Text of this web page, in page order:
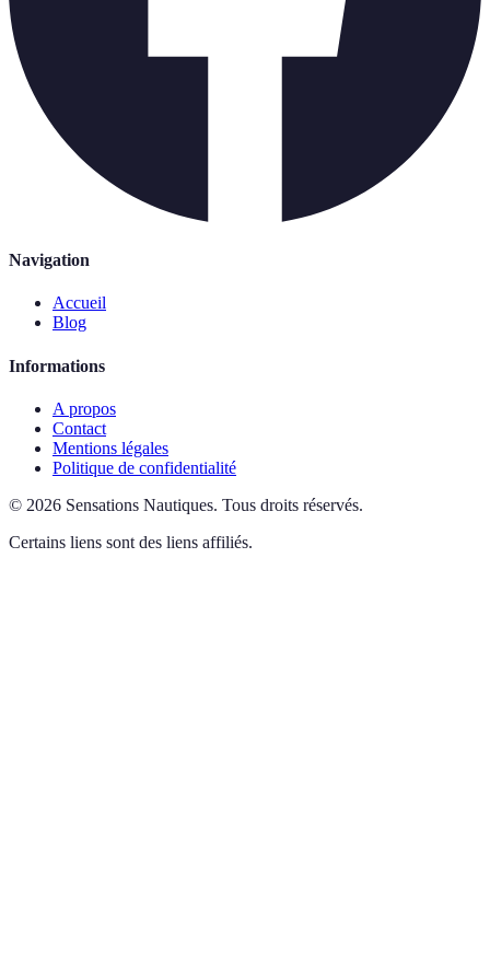
Navigation
Accueil
Blog
Informations
A propos
Contact
Mentions légales
Politique de confidentialité
© 2026 Sensations Nautiques. Tous droits réservés.
Certains liens sont des liens affiliés.